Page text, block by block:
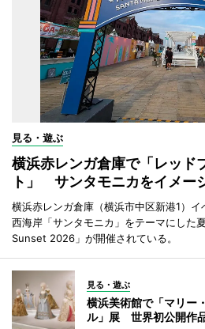
見る・遊ぶ
横浜赤レンガ倉庫で「レッド
ト」 サンタモニカをイメー
横浜赤レンガ倉庫（横浜市中区新港1）
西海岸「サンタモニカ」をテーマにした
Sunset 2026」が開催されている。
見る・遊ぶ
横浜美術館で「マリー
ル」展 世界初公開作